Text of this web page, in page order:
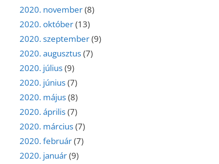
2020. november(8)
2020. október(13)
2020. szeptember(9)
2020. augusztus(7)
2020. július(9)
2020. június(7)
2020. május(8)
2020. április(7)
2020. március(7)
2020. február(7)
2020. január(9)